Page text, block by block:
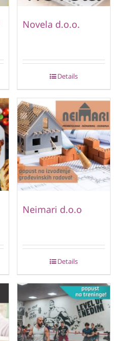
Novela d.o.o.
Details
Neimari d.o.o
Details